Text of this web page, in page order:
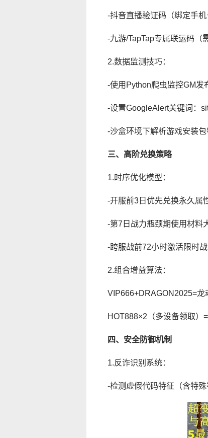
-抖音直播验证码（绑定手机
-九游/TapTap专属联运码（
2.数据监测技巧：
-使用Python爬虫监控GM发
-设置GoogleAlert关键词：
-沙盒环境下解析游戏安装包
三、高阶兑换策略
1.时序优化模型：
-开服前3日优先兑换永久属
-第7日战力瓶颈期使用材料
-跨服战前72小时激活限时
2.组合增益算法：
VIP666+DRAGON2025=龙
HOT888×2（多设备领取）
四、安全防御机制
1.反诈识别系统：
-检测虚假代码特征（含特殊